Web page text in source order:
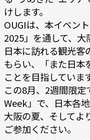
けします。
OUGIは、本イベン
2025」を通して、
日本に訪れる観光客
もらい、「また日本
ことを目指していま
この8月、2週間限
Week」で、日本各
大阪の夏、そしてよ
ご参加ください。